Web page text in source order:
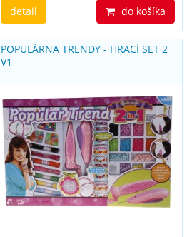
detail do košíka
POPULÁRNA TRENDY - HRACÍ SET 2
V1